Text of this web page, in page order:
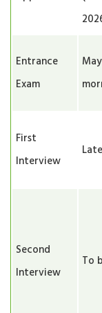
Entrance
Exam
First
Interview
Second
Interview
To